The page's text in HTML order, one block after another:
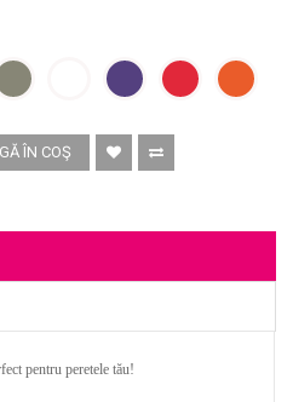
pentru peretele tău!